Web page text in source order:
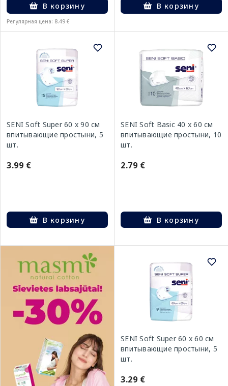
В корзину
Регулярная цена: 8.49 €
В корзину
SENI Soft Super 60 x 90 см
впитывающие простыни, 5
шт.
3.99 €
В корзину
SENI Soft Basic 40 x 60 см
впитывающие простыни, 10
шт.
2.79 €
В корзину
SENI Soft Super 60 x 60 см
впитывающие простыни, 5
шт.
3.29 €